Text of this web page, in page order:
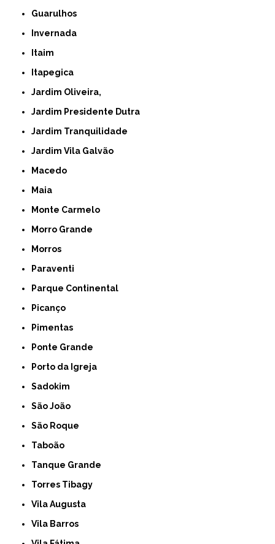
Guarulhos
Invernada
Itaim
Itapegica
Jardim Oliveira,
Jardim Presidente Dutra
Jardim Tranquilidade
Jardim Vila Galvão
Macedo
Maia
Monte Carmelo
Morro Grande
Morros
Paraventi
Parque Continental
Picanço
Pimentas
Ponte Grande
Porto da Igreja
Sadokim
São João
São Roque
Taboão
Tanque Grande
Torres Tibagy
Vila Augusta
Vila Barros